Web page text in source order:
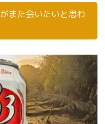
また会いたいと思わ